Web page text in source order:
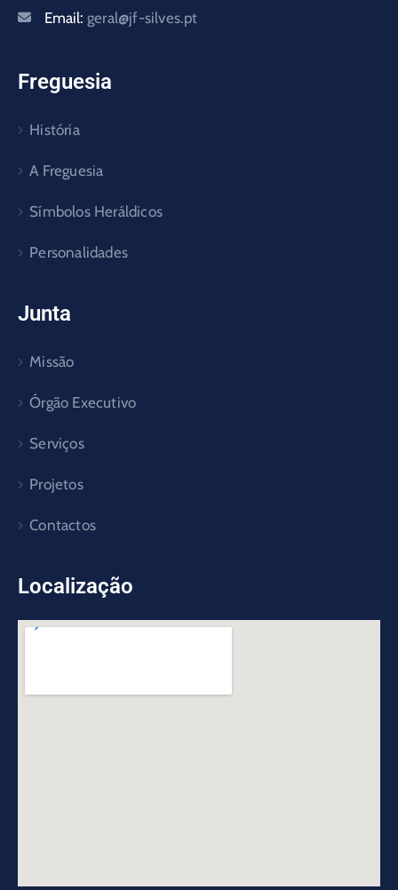
Email: geral@jf-silves.pt
Freguesia
História
A Freguesia
Símbolos Heráldicos
Personalidades
Junta
Missão
Órgão Executivo
Serviços
Projetos
Contactos
Localização